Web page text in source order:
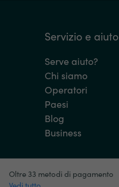
Servizio e aiuto
Serve aiuto?
Chi siamo
Operatori
Paesi
Blog
Business
Oltre 33 metodi di pagamento